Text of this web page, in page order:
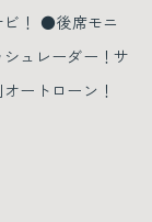
ビ！ ●後席モニ
ュレーダー！サ
ートローン！